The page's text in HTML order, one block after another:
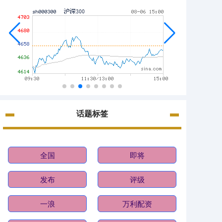
话题标签
全国 即将
发布 评级
一浪 万利配资